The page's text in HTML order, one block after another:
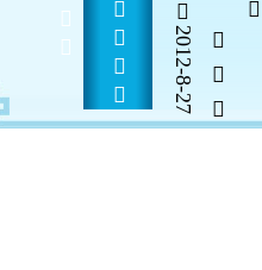
2012-8-27  